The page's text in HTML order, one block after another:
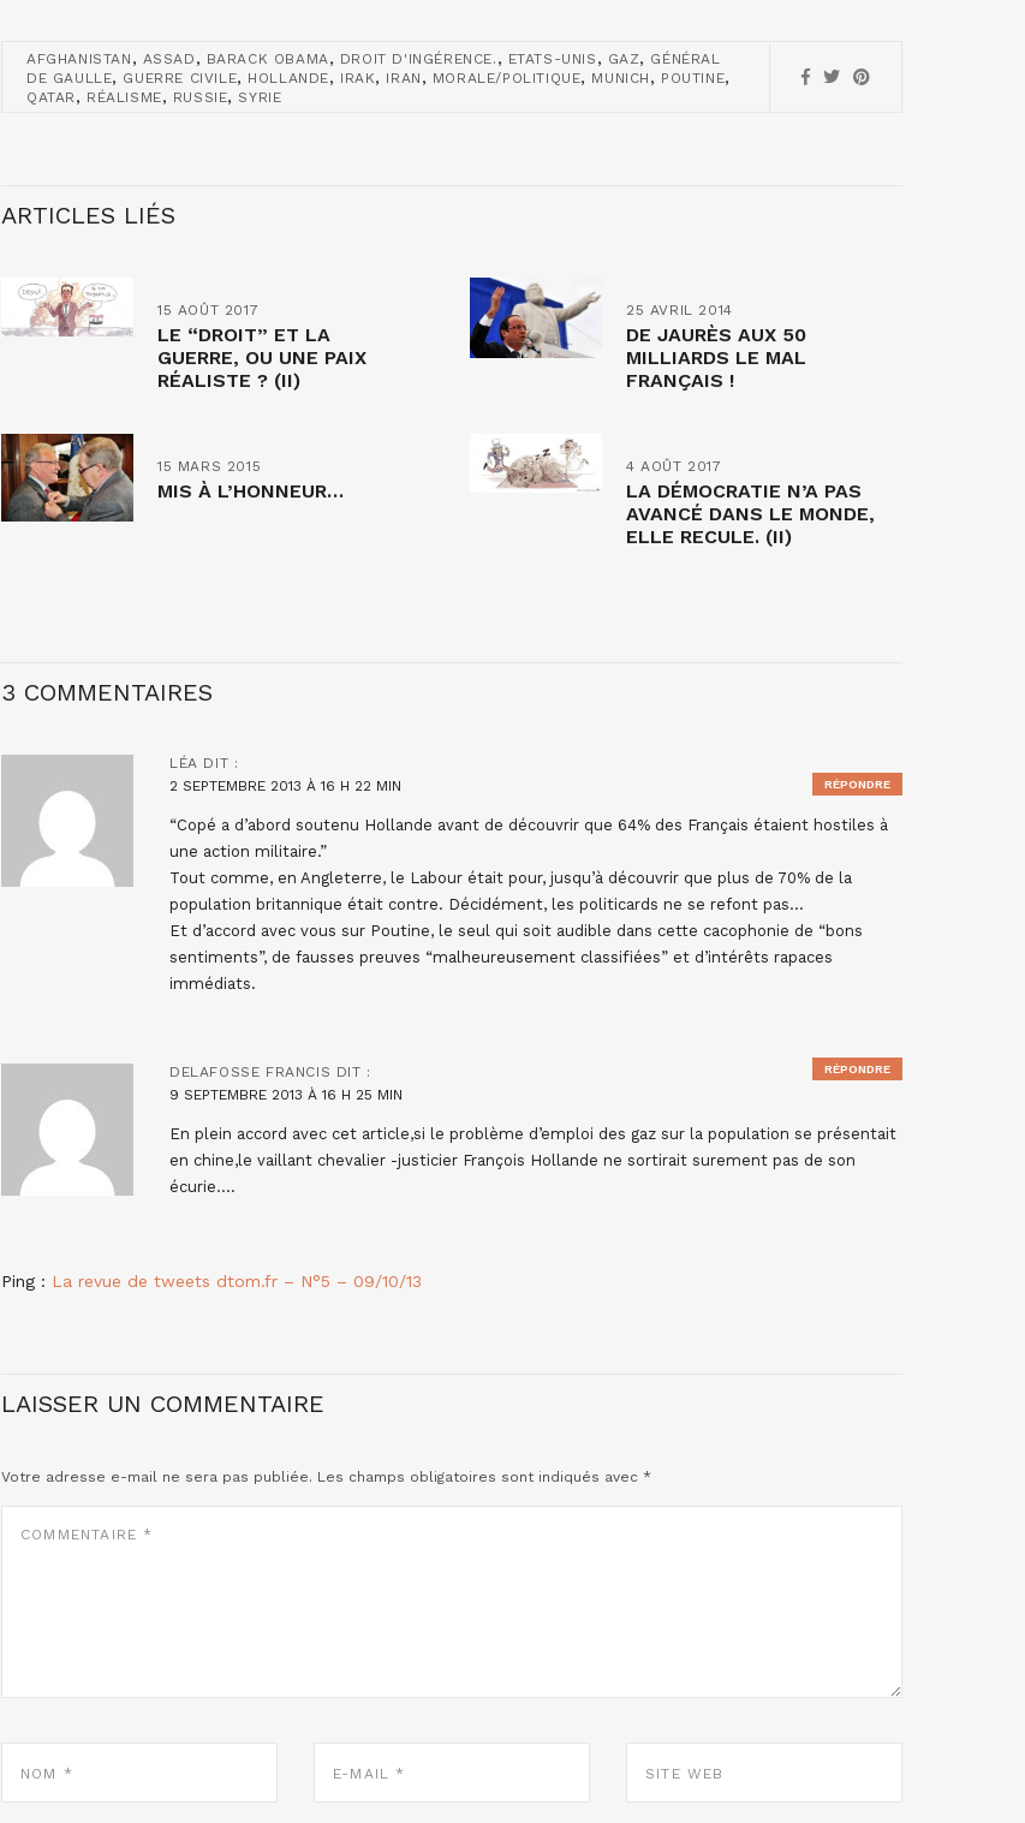
AFGHANISTAN , ASSAD , BARACK OBAMA, DROIT D'INGÉRENCE. , ETATS-UNIS , GAZ, GÉNÉRAL
DE GAULLE, GUERRE CIVILE, HOLLANDE, IRAK, IRAN , MORALE/POLITIQUE, MUNICH , POUTINE,
QATAR , RÉALISME, RUSSIE, SYRIE
ARTICLES LIÉS
15 AOÛT 2017
LE “DROIT” ET LA
GUERRE, OU UNE PAIX
RÉALISTE ? (II)
25 AVRIL 2014
DE JAURÈS AUX 50
MILLIARDS LE MAL
FRANÇAIS !
15 MARS 2015
MIS À L’HONNEUR…
4 AOÛT 2017
LA DÉMOCRATIE N’A PAS
AVANCÉ DANS LE MONDE,
ELLE RECULE. (II)
3 COMMENTAIRES
LÉA DIT :
2 SEPTEMBRE 2013 À 16 H 22 MIN
“Copé a d’abord soutenu Hollande avant de découvrir que 64% des Français étaient hostiles à
une action militaire.”
Tout comme, en Angleterre, le Labour était pour, jusqu’à découvrir que plus de 70% de la
population britannique était contre. Décidément, les politicards ne se refont pas…
Et d’accord avec vous sur Poutine, le seul qui soit audible dans cette cacophonie de “bons
sentiments”, de fausses preuves “malheureusement classifiées” et d’intérêts rapaces
immédiats.
RÉPONDRE
DELAFOSSE FRANCIS DIT :
9 SEPTEMBRE 2013 À 16 H 25 MIN
En plein accord avec cet article,si le problème d’emploi des gaz sur la population se présentait
en chine,le vaillant chevalier -justicier François Hollande ne sortirait surement pas de son
écurie….
RÉPONDRE
Ping : La revue de tweets dtom.fr – N°5 – 09/10/13
LAISSER UN COMMENTAIRE
Votre adresse e-mail ne sera pas publiée. Les champs obligatoires sont indiqués avec *
MAIL
WEB